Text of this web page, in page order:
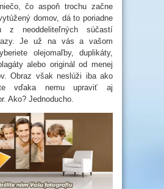
čo aspoň trochu začne
domov, dá to poriadne
z neoddeliteľných súčastí
Je už na vás a vašom
olejomaľby, duplikáty,
alebo originál od menej
Obraz však neslúži iba ako
vďaka nemu upraviť aj
Ako? Jednoducho.